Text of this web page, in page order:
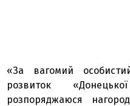
«За вагомий
розвиток
розпоряджаюся